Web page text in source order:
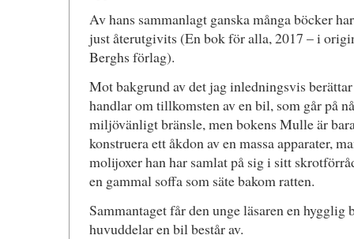
Av hans sammanlagt ganska många böcker
just återutgivits (En bok för alla, 2017 – i
Berghs förlag).
Mot bakgrund av det jag inledningsvis
handlar om tillkomsten av en bil, som går på
miljövänligt bränsle, men bokens Mulle är
konstruera ett åkdon av en massa apparater,
molijoxer han har samlat på sig i sitt
en gammal soffa som säte bakom ratten.
Sammantaget får den unge läsaren en hygglig
huvuddelar en bil består av.